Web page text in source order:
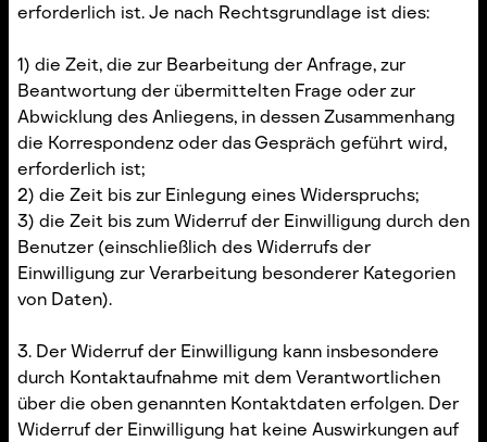
erforderlich ist. Je nach Rechtsgrundlage ist dies:
1) die Zeit, die zur Bearbeitung der Anfrage, zur
Beantwortung der übermittelten Frage oder zur
Abwicklung des Anliegens, in dessen Zusammenhang
die Korrespondenz oder das Gespräch geführt wird,
erforderlich ist;
2) die Zeit bis zur Einlegung eines Widerspruchs;
3) die Zeit bis zum Widerruf der Einwilligung durch den
Benutzer (einschließlich des Widerrufs der
Einwilligung zur Verarbeitung besonderer Kategorien
von Daten).
3. Der Widerruf der Einwilligung kann insbesondere
durch Kontaktaufnahme mit dem Verantwortlichen
über die oben genannten Kontaktdaten erfolgen. Der
Widerruf der Einwilligung hat keine Auswirkungen auf